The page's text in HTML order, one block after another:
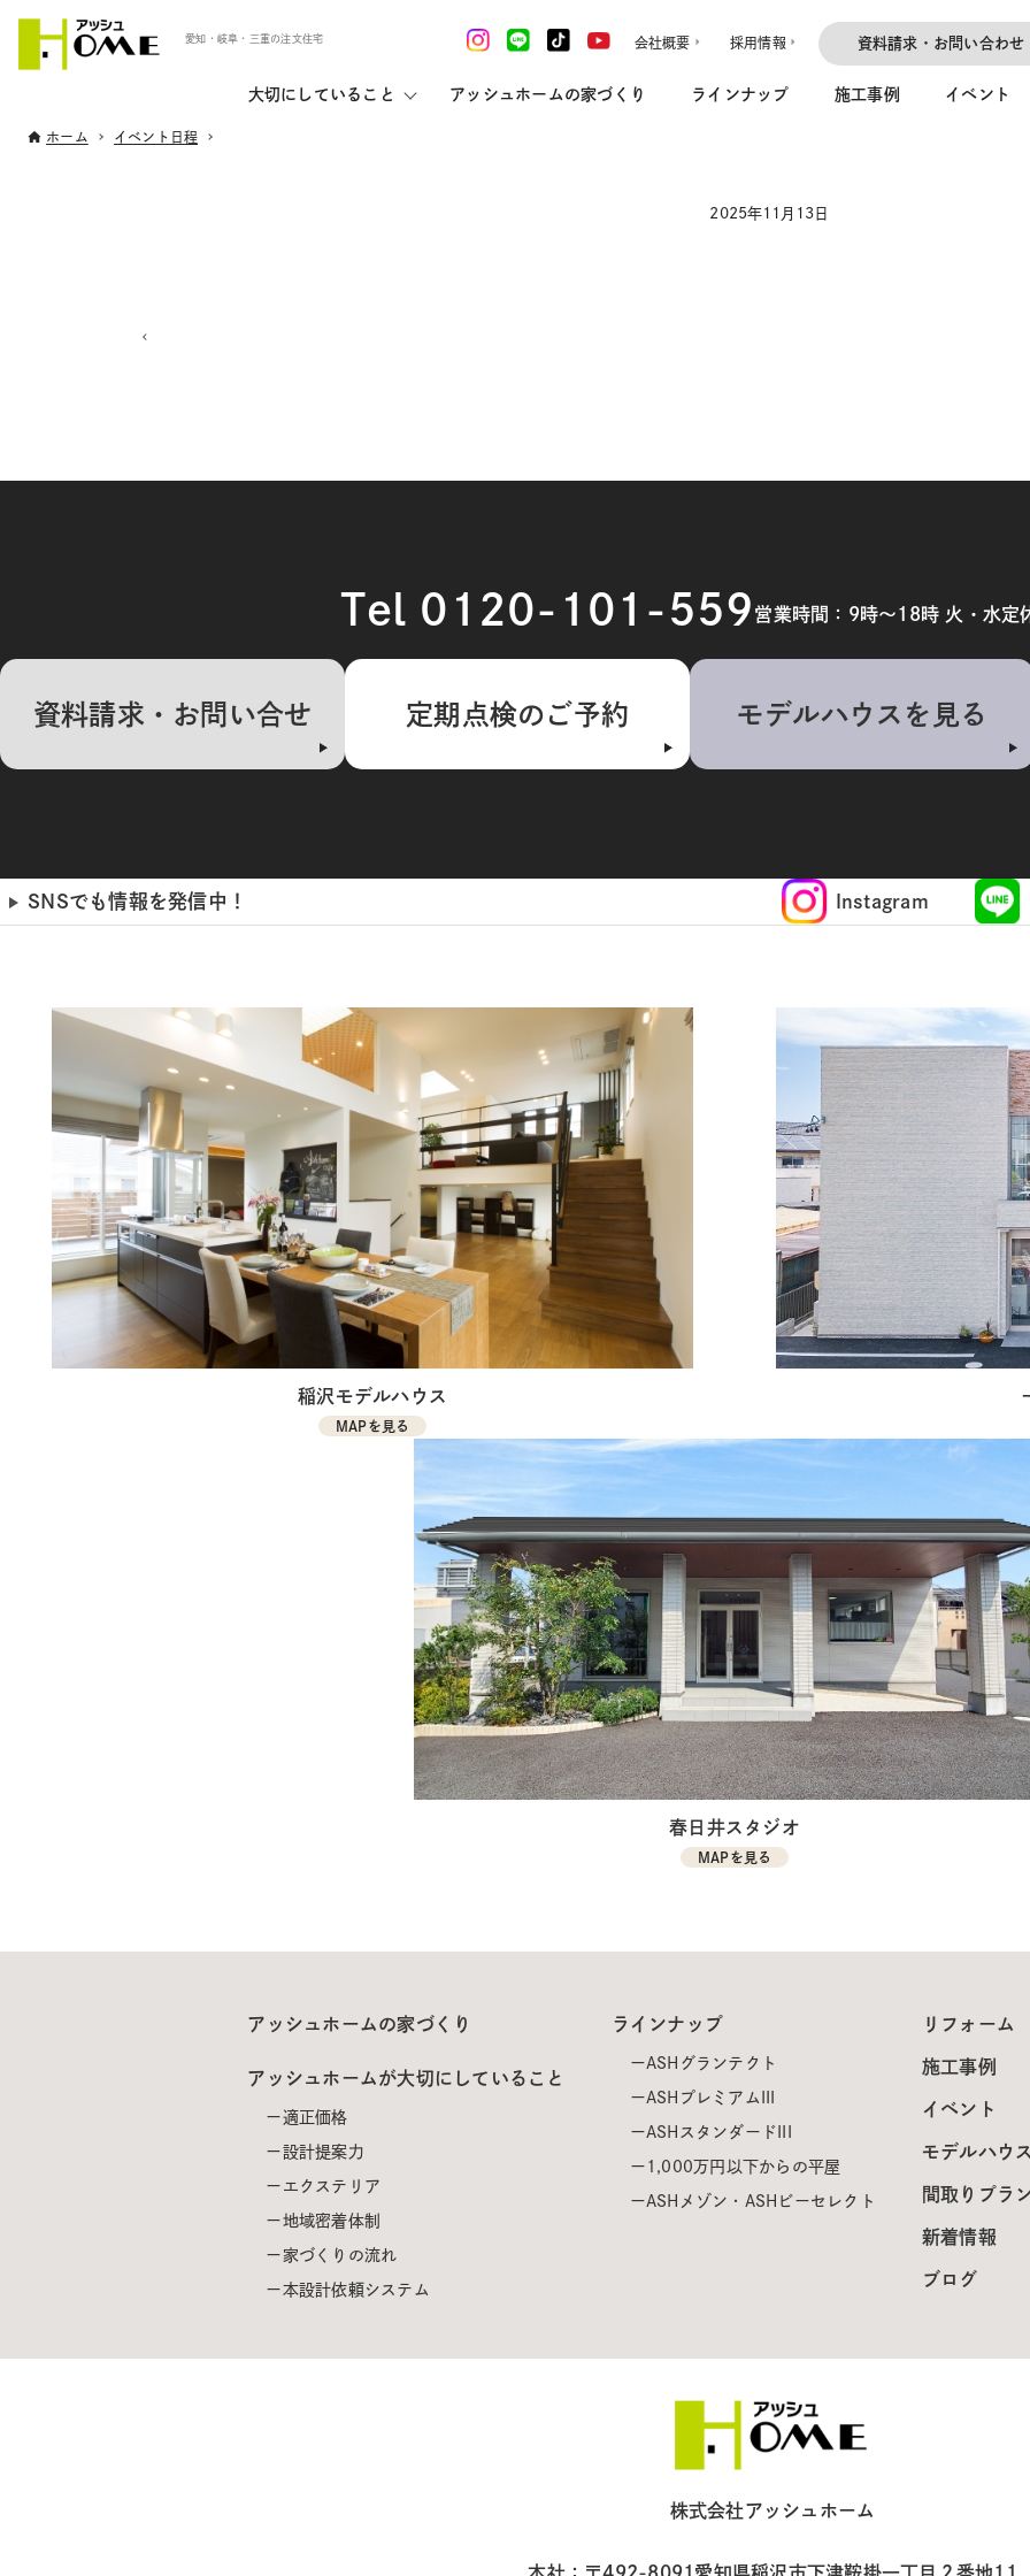
愛知・岐阜・三重の注文住宅 会社概要 採用情報 資料請求・お問い合わせ
大切にしていること アッシュホームの家づくり ラインナップ 施工事例 イベント
ホーム イベント日程
2025年11月13日
Tel 0120-101-559 営業時間：9時～18時 火・水定
資料請求・お問い合せ 定期点検のご予約 モデルハウスを見る
SNSでも情報を発信中！ Instagram
稲沢モデルハウス
MAPを見る
春日井スタジオ
MAPを見る
アッシュホームの家づくり
アッシュホームが大切にしていること
適正価格
設計提案力
エクステリア
地域密着体制
家づくりの流れ
本設計依頼システム
ラインナップ
ASHグランテクト
ASHプレミアムIII
ASHスタンダードIII
1,000万円以下からの平屋
ASHメゾン・ASHビーセレクト
リフォーム
施工事例
イベント
モデルハウ
間取りプラ
新着情報
ブログ
株式会社アッシュホーム